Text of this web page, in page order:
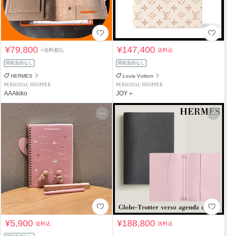
¥79,800+送料着払
関税負担なし
HERMES
PERSONAL SHOPPER
AAAkiko
¥147,400送料込
関税負担なし
Louis Vuitton
PERSONAL SHOPPER
JOY＋
¥5,900送料込 ¥188,800送料込